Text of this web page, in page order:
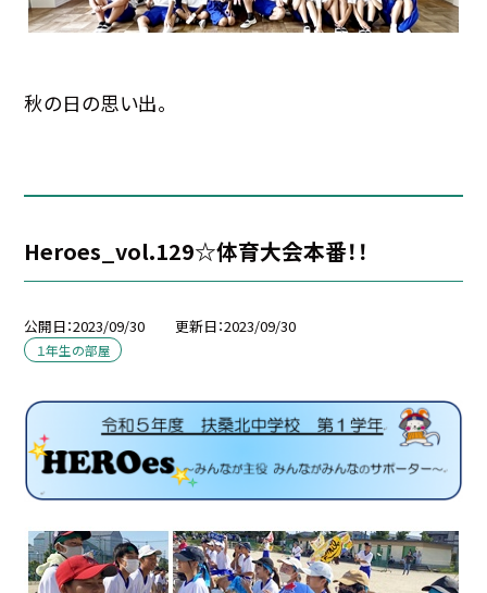
秋の日の思い出。
Heroes_vol.129☆体育大会本番！！
公開日 2023/09/30 更新日 2023/09/30
１年生の部屋